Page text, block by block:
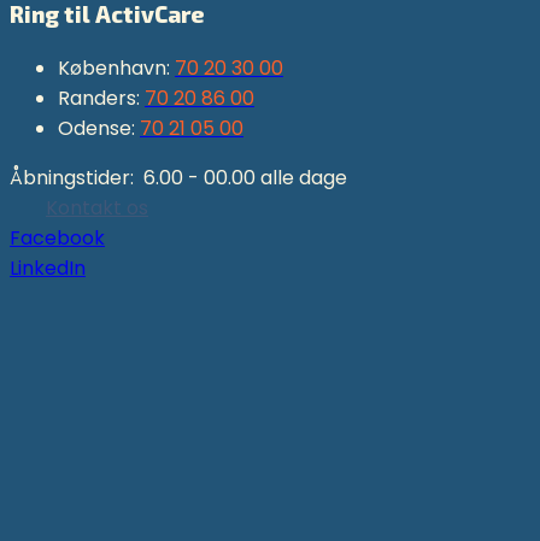
Ring til ActivCare
København: 70 20 30 00
Randers: 70 20 86 00
Odense: 70 21 05 00
Åbningstider: 6.00 - 00.00 alle dage
Kontakt os
Facebook
LinkedIn